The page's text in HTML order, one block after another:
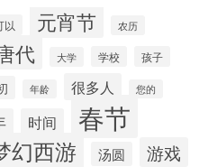
以 元宵节 农历
代 大学 学校 孩子
年龄 很多人 您的
时间 春节
幻西游 汤圆 游戏